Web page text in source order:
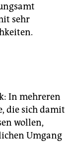
sehr
In mehreren
die sich damit
wollen,
Umgang